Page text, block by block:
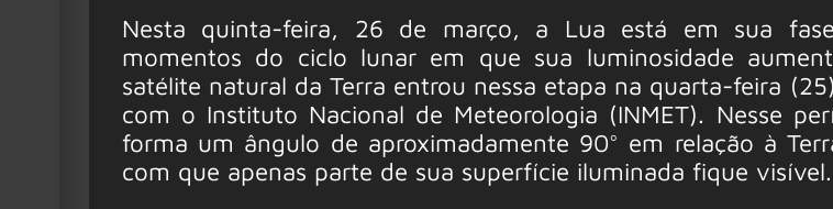
Nesta quinta-feira, 26 de março, a Lua está em sua
momentos do ciclo lunar em que sua luminosidade
satélite natural da Terra entrou nessa etapa na quarta-feira
com o Instituto Nacional de Meteorologia (INMET). Nesse
forma um ângulo de aproximadamente 90° em relação à
com que apenas parte de sua superfície iluminada fique visível.